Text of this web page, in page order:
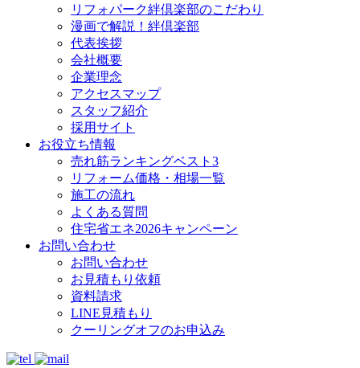
リフォパーク絆倶楽部のこだわり
漫画で解説！絆倶楽部
代表挨拶
会社概要
企業理念
アクセスマップ
スタッフ紹介
採用サイト
お役立ち情報
売れ筋ランキングベスト3
リフォーム価格・相場一覧
施工の流れ
よくある質問
住宅省エネ2026キャンペーン
お問い合わせ
お問い合わせ
お見積もり依頼
資料請求
LINE見積もり
クーリングオフのお申込み